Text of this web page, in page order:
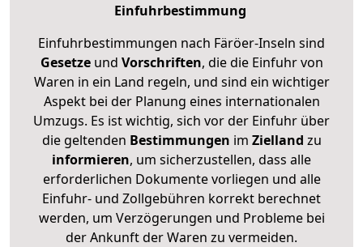
Einfuhrbestimmung
Einfuhrbestimmungen nach Färöer-Inseln sind
Gesetzeund Vorschriften, die die Einfuhr von
Waren in ein Land regeln, und sind ein wichtiger
Aspekt bei der Planung eines internationalen
Umzugs. Es ist wichtig, sich vor der Einfuhr über
die geltenden Bestimmungen im Zielland zu
informieren, um sicherzustellen, dass alle
erforderlichen Dokumente vorliegen und alle
Einfuhr- und Zollgebühren korrekt berechnet
werden, um Verzögerungen und Probleme bei
der Ankunft der Waren zu vermeiden.